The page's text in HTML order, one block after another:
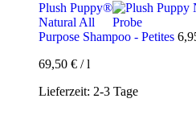
Plush Puppy®
Natural All
Purpose Shampoo - Petites
69,50 € /l
Lieferzeit: 2-3 Tage